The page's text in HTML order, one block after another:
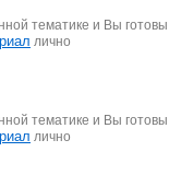
тематике и Вы готовы
лично
тематике и Вы готовы
лично